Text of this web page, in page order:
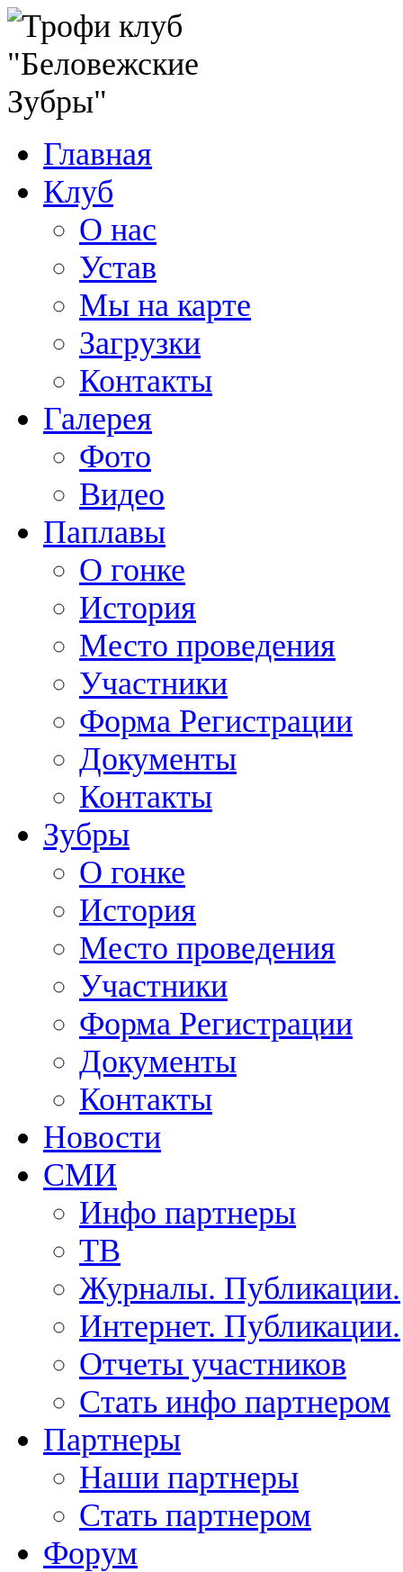
Главная
Клуб
О нас
Устав
Мы на карте
Загрузки
Контакты
Галерея
Фото
Видео
Паплавы
О гонке
История
Место проведения
Участники
Форма Регистрации
Документы
Контакты
Зубры
О гонке
История
Место проведения
Участники
Форма Регистрации
Документы
Контакты
Новости
СМИ
Инфо партнеры
ТВ
Журналы. Публикации.
Интернет. Публикации.
Отчеты участников
Стать инфо партнером
Партнеры
Наши партнеры
Стать партнером
Форум